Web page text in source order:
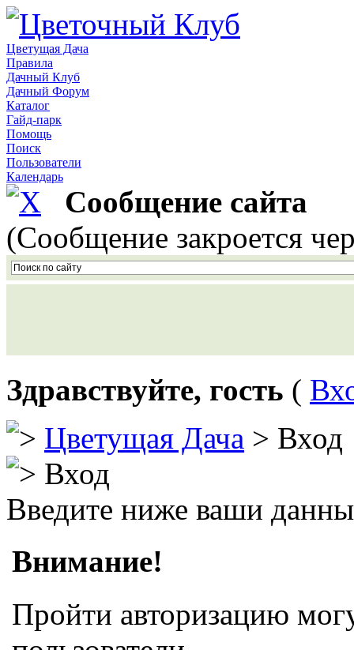
Цветущая Дача
Правила
Дачный Клуб
Дачный Форум
Каталог
Гайд-парк
Помощь
Поиск
Пользователи
Календарь
Сообщение сайта
(Сообщение закроется
Здравствуйте, гость (
Цветущая Дача > Вход
Вход
Введите ниже ваши
Внимание!
Пройти авторизацию